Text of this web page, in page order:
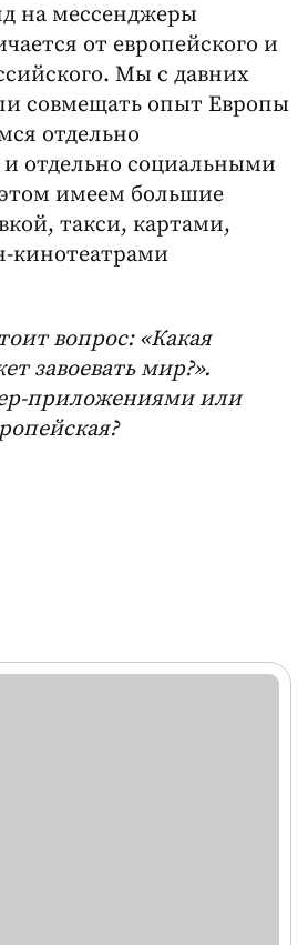
на мессенджеры
от европейского и
Мы с давних
совмещать опыт Европы
отдельно
отдельно социальными
имеем большие
такси, картами,
кинотеатрами
вопрос: «Какая
завоевать мир?».
приложениями или